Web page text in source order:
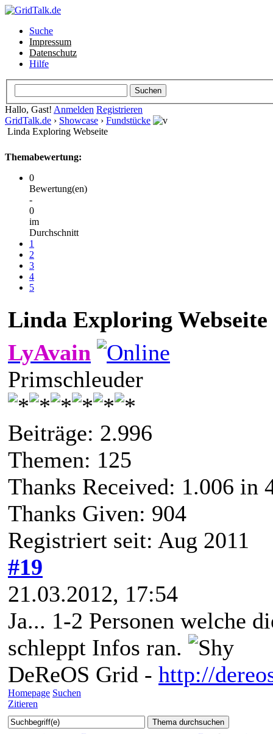
Suche
Impressum
Datenschutz
Hilfe
Hallo, Gast! Anmelden Registrieren
GridTalk.de › Showcase › Fundstücke
Linda Exploring Webseite
Themabewertung:
0
Bewertung(en)
-
0
im
Durchschnitt
1
2
3
4
5
Linda Exploring Webseite
LyAvain
Primschleuder
Beiträge: 2.996
Themen: 125
Thanks Received: 1.006 in
Thanks Given: 904
Registriert seit: Aug 2011
#19
21.03.2012, 17:54
Ja... 1-2 Personen welche
schleppt Infos ran.
DeReOS Grid - http://
Homepage Suchen
Zitieren